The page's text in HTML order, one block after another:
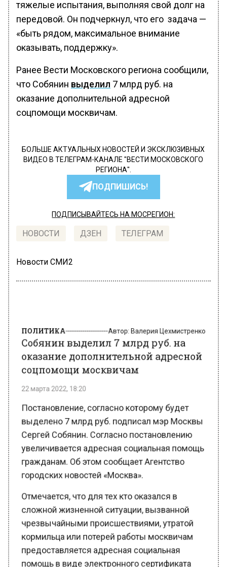
тяжелые испытания, выполняя свой долг на
передовой. Он подчеркнул, что его задача —
«быть рядом, максимальное внимание
оказывать, поддержку».
Ранее Вести Московского региона сообщили,
что Собянин выделил 7 млрд руб. на
оказание дополнительной адресной
соцпомощи москвичам.
БОЛЬШЕ АКТУАЛЬНЫХ НОВОСТЕЙ И ЭКСКЛЮЗИВНЫХ
ВИДЕО В ТЕЛЕГРАМ-КАНАЛЕ "ВЕСТИ МОСКОВСКОГО
РЕГИОНА".
ПОДПИШИСЬ!
ПОДПИСЫВАЙТЕСЬ НА МОСРЕГИОН:
НОВОСТИ ДЗЕН ТЕЛЕГРАМ
Новости СМИ2
Собянин выделил 7 млрд руб. на
оказание дополнительной адресной
соцпомощи москвичам
22 марта 2022, 18:20
выделено 7 млрд руб. подписал мэр Москвы
Сергей Собянин. Согласно постановлению
увеличивается адресная социальная помощь
гражданам. Об этом сообщает Агентство
городских новостей «Москва».
Отмечается, что для тех кто оказался в
сложной жизненной ситуации, вызванной
чрезвычайными происшествиями, утратой
кормильца или потерей работы москвичам
предоставляется адресная социальная
помощь в виде электронного сертификата